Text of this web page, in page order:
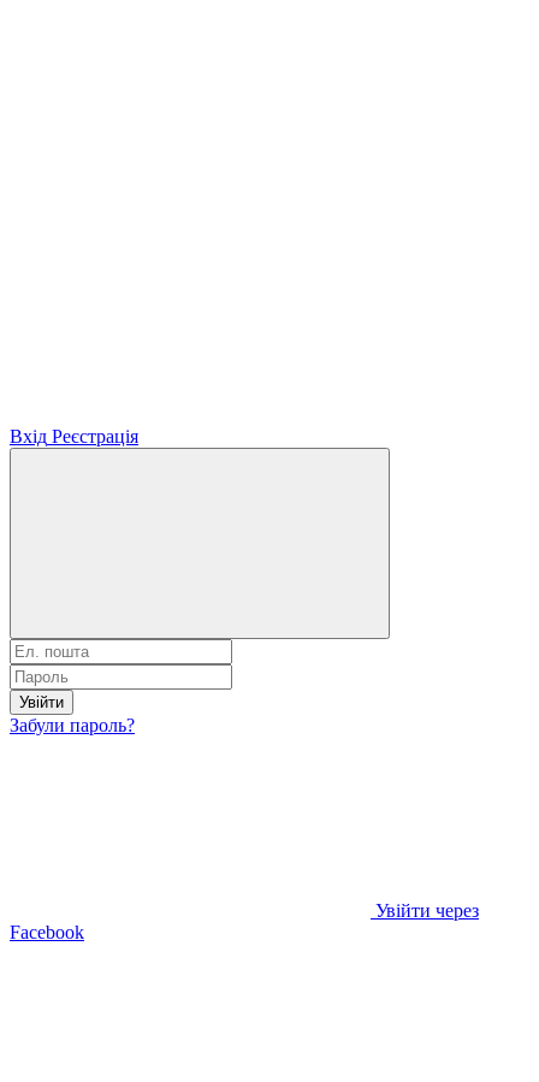
Вхід Реєстрація
Увійти
Забули пароль?
Увійти через
Facebook